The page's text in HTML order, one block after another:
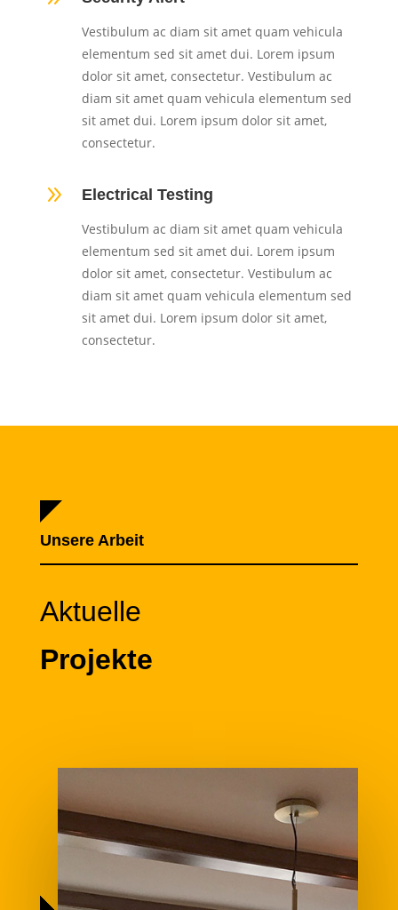
Vestibulum ac diam sit amet quam vehicula
elementum sed sit amet dui. Lorem ipsum
dolor sit amet, consectetur. Vestibulum ac
diam sit amet quam vehicula elementum sed
sit amet dui. Lorem ipsum dolor sit amet,
consectetur.
9 Electrical Testing
Vestibulum ac diam sit amet quam vehicula
elementum sed sit amet dui. Lorem ipsum
dolor sit amet, consectetur. Vestibulum ac
diam sit amet quam vehicula elementum sed
sit amet dui. Lorem ipsum dolor sit amet,
consectetur.
Unsere Arbeit
Aktuelle
Projekte